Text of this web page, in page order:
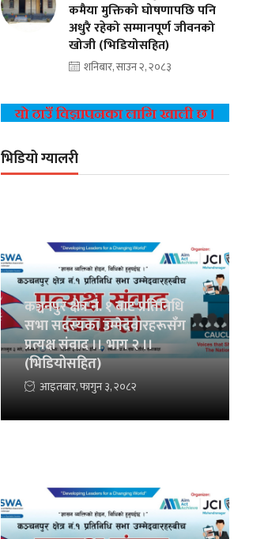
कमैया मुक्तिको घोषणापछि पनि
अधुरै रहेको सम्मानपूर्ण जीवनको
खोजी (भिडियोसहित)
शनिबार, साउन २, २०८३
भिडियो ग्यालरी
कञ्चनपुर क्षेत्र नं. १ बाट प्रतिनिधि
सभा सदस्यका उम्मेदवारहरूसँग
प्रत्यक्ष संवाद ।। भाग २ ।।
(भिडियोसहित)
आइतबार, फागुन ३, २०८२